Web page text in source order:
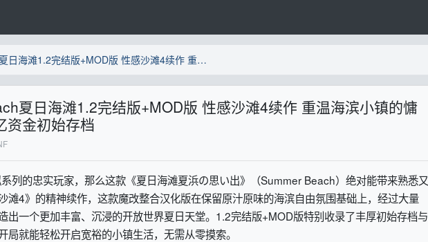
Summer Beach夏日海滩1.2完结版+MOD版 性感沙滩4续作 重温海滨小镇的慵懒夏日 送一亿资金初始存档
夏日海滩1.2完结版+MOD版 性感沙滩4续作 重温海滨小镇的慵
资金初始存档
列的忠实玩家，那么这款《夏日海滩夏浜の思い出》（Summer Beach）绝对能带来熟悉又
滩4》的精神续作，这款魔改整合汉化版在保留原汁原味的海滨自由氛围基础上，经过大量
出一个更加丰富、沉浸的开放世界夏日天堂。1.2完结版+MOD版特别收录了丰厚初始存档与
局就能轻松开启宽裕的小镇生活，无需从零摸索。